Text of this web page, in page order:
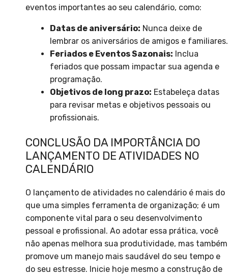
eventos importantes ao seu calendário, como:
Datas de aniversário: Nunca deixe de
lembrar os aniversários de amigos e familiares.
Feriados e Eventos Sazonais: Inclua
feriados que possam impactar sua agenda e
programação.
Objetivos de long prazo: Estabeleça datas
para revisar metas e objetivos pessoais ou
profissionais.
CONCLUSÃO DA IMPORTÂNCIA DO
LANÇAMENTO DE ATIVIDADES NO
CALENDÁRIO
O lançamento de atividades no calendário é mais do
que uma simples ferramenta de organização; é um
componente vital para o seu desenvolvimento
pessoal e profissional. Ao adotar essa prática, você
não apenas melhora sua produtividade, mas também
promove um manejo mais saudável do seu tempo e
do seu estresse. Inicie hoje mesmo a construção de